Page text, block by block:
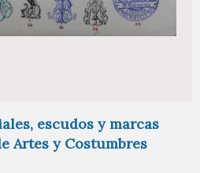
escudos y marcas
Artes y Costumbres